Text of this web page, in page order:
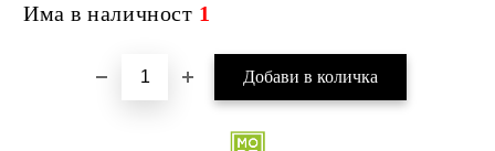
Има в наличност 1